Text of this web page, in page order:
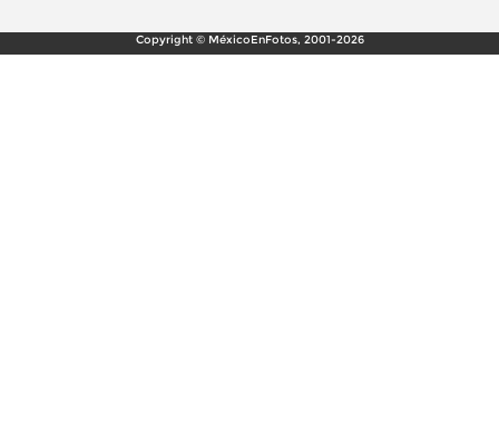
Copyright © MéxicoEnFotos, 2001-2026